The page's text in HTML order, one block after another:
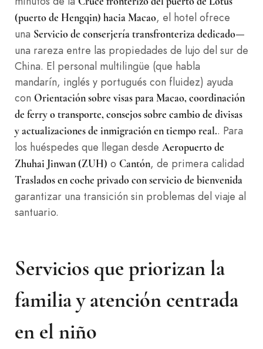
(puerto de Hengqin) hacia Macao, el hotel ofrece
una Servicio de conserjería transfronteriza dedicado—
una rareza entre las propiedades de lujo del sur de
China. El personal multilingüe (que habla
mandarín, inglés y portugués con fluidez) ayuda
con Orientación sobre visas para Macao, coordinación
de ferry o transporte, consejos sobre cambio de divisas
y actualizaciones de inmigración en tiempo real.. Para
los huéspedes que llegan desde Aeropuerto de
Zhuhai Jinwan (ZUH) o Cantón, de primera calidad
Traslados en coche privado con servicio de bienvenida
garantizar una transición sin problemas del viaje al
santuario.
Servicios que priorizan la
familia y atención centrada
en el niño